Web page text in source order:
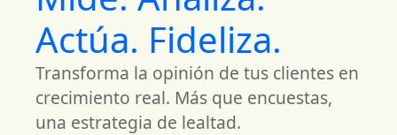
Actúa. Fideliza.
Transforma la opinión de tus clientes en
crecimiento real. Más que encuestas,
una estrategia de lealtad.